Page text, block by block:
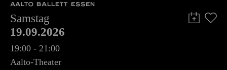
AALTO BALLETT ESSEN
Samstag
19.09.2026
19:00 - 21:00
Aalto-Theater